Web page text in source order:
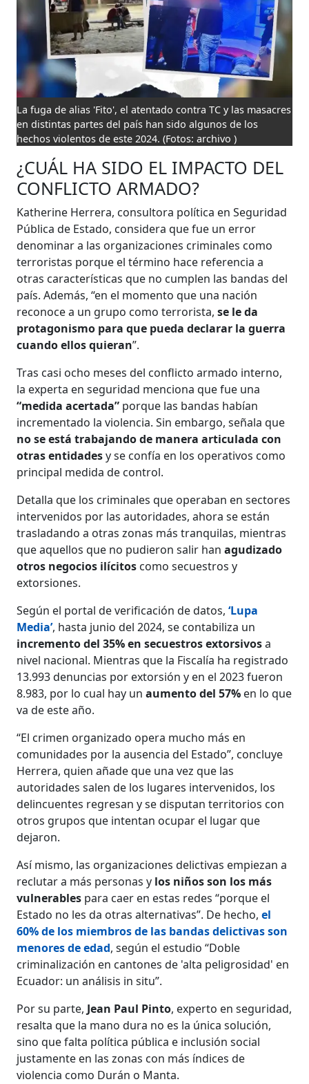
La fuga de alias 'Fito', el atentado contra TC y las masacres
en distintas partes del país han sido algunos de los
hechos violentos de este 2024.(Fotos: archivo )
¿CUÁL HA SIDO EL IMPACTO DEL
CONFLICTO ARMADO?
Katherine Herrera, consultora política en Seguridad
Pública de Estado, considera que fue un error
denominar a las organizaciones criminales como
terroristas porque el término hace referencia a
otras características que no cumplen las bandas del
país. Además, “en el momento que una nación
reconoce a un grupo como terrorista,se le da
protagonismo para que pueda declarar la guerra
cuando ellos quieran”.
Tras casi ocho meses del conflicto armado interno,
la experta en seguridad menciona que fue una
“medida acertada” porque las bandas habían
incrementado la violencia. Sin embargo, señala que
no se está trabajando de manera articulada con
otras entidadesy se confía en los operativos como
principal medida de control.
Detalla que los criminales que operaban en sectores
intervenidos por las autoridades, ahora se están
trasladando a otras zonas más tranquilas, mientras
que aquellos que no pudieron salir hanagudizado
otros negocios ilícitos como secuestros y
extorsiones.
Según el portal de verificación de datos,‘Lupa
Media’, hasta junio del 2024, se contabiliza un
incremento del 35% en secuestros extorsivosa
nivel nacional. Mientras que la Fiscalía ha registrado
13.993 denuncias por extorsión y en el 2023 fueron
8.983, por lo cual hay unaumento del 57% en lo que
va de este año.
“El crimen organizado opera mucho más en
comunidades por la ausencia del Estado”, concluye
Herrera, quien añade que una vez que las
autoridades salen de los lugares intervenidos, los
delincuentes regresan y se disputan territorios con
otros grupos que intentan ocupar el lugar que
dejaron.
Así mismo, las organizaciones delictivas empiezan a
reclutar a más personas y los niños son los más
vulnerables para caer en estas redes “porque el
Estado no les da otras alternativas”. De hecho,el
60% de los miembros de las bandas delictivas son
menores de edad, según el estudio “Doble
criminalización en cantones de 'alta peligrosidad' en
Ecuador: un análisis in situ”.
Por su parte, Jean Paul Pinto, experto en seguridad,
resalta que la mano dura no es la única solución,
sino que falta política pública e inclusión social
justamente en las zonas con más índices de
violencia como Durán o Manta.